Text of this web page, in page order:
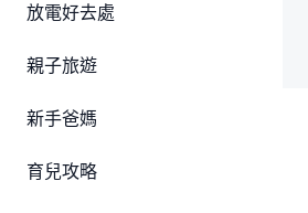
放電好去處
親子旅遊
新手爸媽
育兒攻略